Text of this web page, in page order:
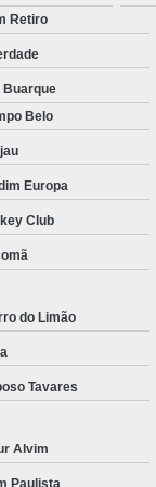
Retiro
Buarque
Belo
Europa
Club
do Limão
Tavares
Alvim
Paulista